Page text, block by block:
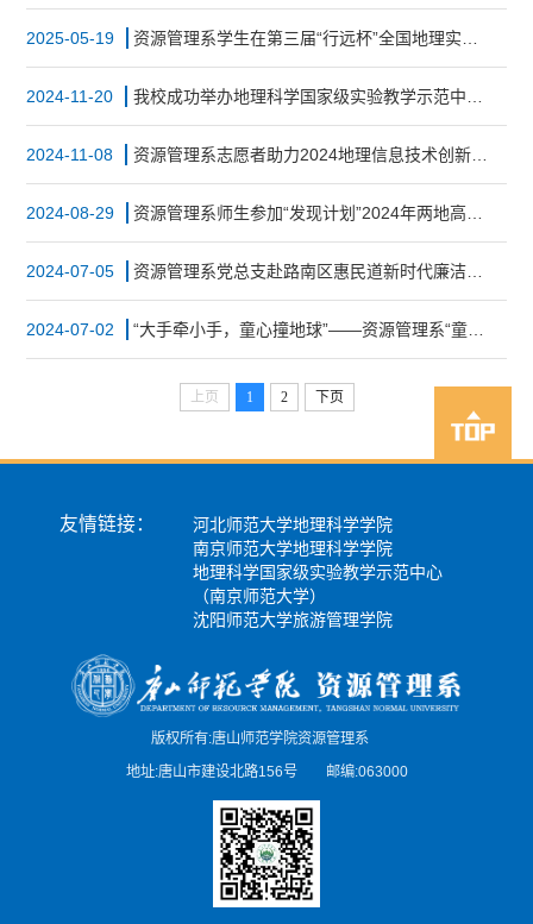
2025-05-19
2024-11-20
2024-11-08
2024-08-29
2024-07-05
2024-07-02
上页 1 2 下页
友情链接：
河北师范大学地理科学学院
南京师范大学地理科学学院
地理科学国家级实验教学示范中心
（南京师范大学）
沈阳师范大学旅游管理学院
版权所有:唐山师范学院资源管理系
地址:唐山市建设北路156号 邮编:063000